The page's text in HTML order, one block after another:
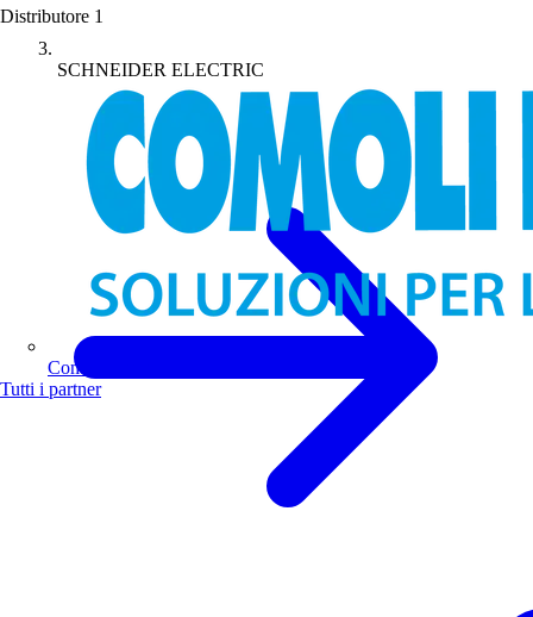
Distributore 1
Comoli Ferrari
Tutti i partner
SCHNEIDER ELECTRIC